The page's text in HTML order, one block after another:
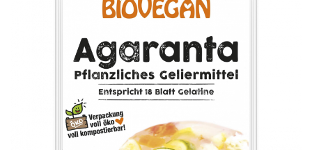
FĂINĂ FĂRĂ GLUTEN
BĂUTURI / LAPTE VEGETAL
OREZ ȘI CEREALE
CREME ȘI PASTE TARTINABILE
CONDIMENTE
CEAIURI GRECEȘTI